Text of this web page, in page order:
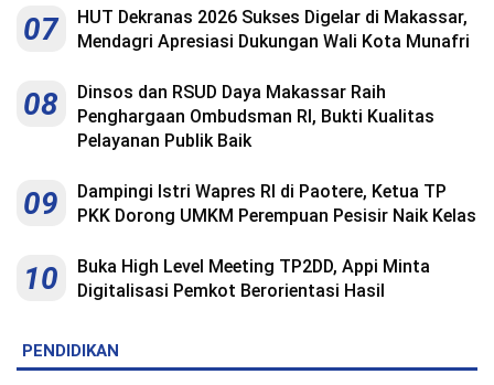
07
HUT Dekranas 2026 Sukses Digelar di Makassar,
Mendagri Apresiasi Dukungan Wali Kota Munafri
08
Dinsos dan RSUD Daya Makassar Raih
Penghargaan Ombudsman RI, Bukti Kualitas
Pelayanan Publik Baik
09
Dampingi Istri Wapres RI di Paotere, Ketua TP
PKK Dorong UMKM Perempuan Pesisir Naik Kelas
10
Buka High Level Meeting TP2DD, Appi Minta
Digitalisasi Pemkot Berorientasi Hasil
PENDIDIKAN